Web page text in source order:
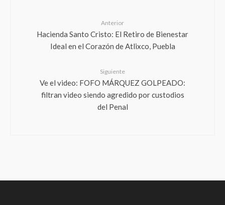
Anterior
Hacienda Santo Cristo: El Retiro de Bienestar
Ideal en el Corazón de Atlixco, Puebla
Siguiente
Ve el video: FOFO MÁRQUEZ GOLPEADO:
filtran video siendo agredido por custodios
del Penal